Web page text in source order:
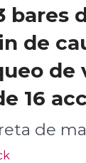
bares
de
de
16
de